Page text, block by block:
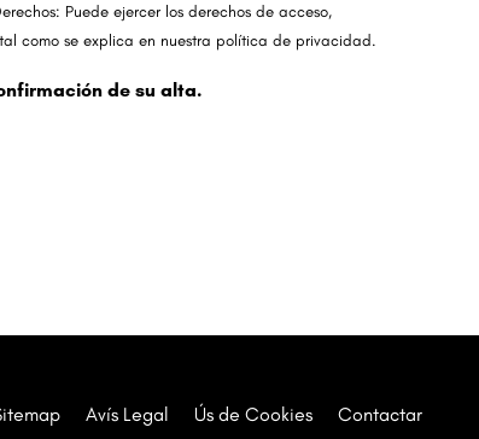
Puede ejercer los derechos de acceso,
como se explica en nuestra política de privacidad.
de su alta.
Avís Legal Ús de Cookies Contactar